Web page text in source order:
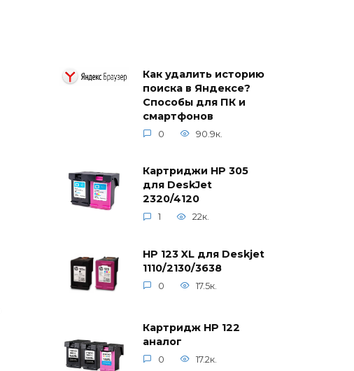
Как удалить историю
поиска в Яндексе?
Способы для ПК и
смартфонов
0 90.9к.
Картриджи HP 305
для DeskJet
2320/4120
1 22к.
HP 123 XL для Deskjet
1110/2130/3638
0 17.5к.
Картридж HP 122
аналог
0 17.2к.